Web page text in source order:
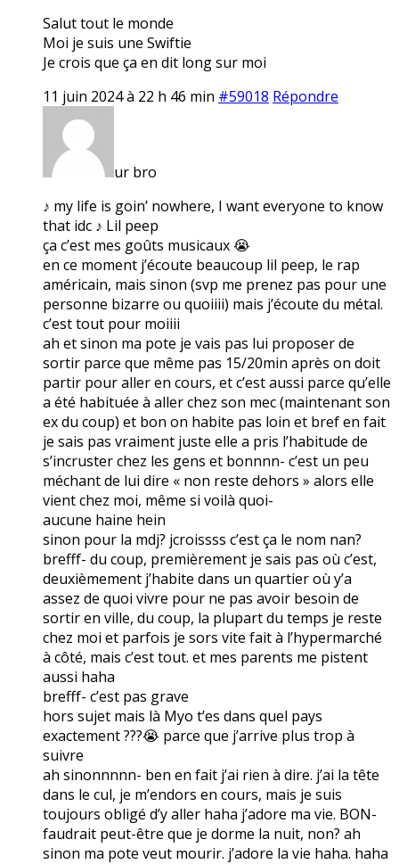
Salut tout le monde
Moi je suis une Swiftie
Je crois que ça en dit long sur moi
11 juin 2024 à 22 h 46 min #59018 Répondre
ur bro
♪ my life is goin’ nowhere, I want everyone to know
that idc ♪ Lil peep
ça c’est mes goûts musicaux 😭
en ce moment j’écoute beaucoup lil peep, le rap
américain, mais sinon (svp me prenez pas pour une
personne bizarre ou quoiiii) mais j’écoute du métal.
c’est tout pour moiiii
ah et sinon ma pote je vais pas lui proposer de
sortir parce que même pas 15/20min après on doit
partir pour aller en cours, et c’est aussi parce qu’elle
a été habituée à aller chez son mec (maintenant son
ex du coup) et bon on habite pas loin et bref en fait
je sais pas vraiment juste elle a pris l’habitude de
s’incruster chez les gens et bonnnn- c’est un peu
méchant de lui dire « non reste dehors » alors elle
vient chez moi, même si voilà quoi-
aucune haine hein
sinon pour la mdj? jcroissss c’est ça le nom nan?
brefff- du coup, premièrement je sais pas où c’est,
deuxièmement j’habite dans un quartier où y’a
assez de quoi vivre pour ne pas avoir besoin de
sortir en ville, du coup, la plupart du temps je reste
chez moi et parfois je sors vite fait à l’hypermarché
à côté, mais c’est tout. et mes parents me pistent
aussi haha
brefff- c’est pas grave
hors sujet mais là Myo t’es dans quel pays
exactement ???😭 parce que j’arrive plus trop à
suivre
ah sinonnnnn- ben en fait j’ai rien à dire. j’ai la tête
dans le cul, je m’endors en cours, mais je suis
toujours obligé d’y aller haha j’adore ma vie. BON-
faudrait peut-être que je dorme la nuit, non? ah
sinon ma pote veut mourir. j’adore la vie haha. haha